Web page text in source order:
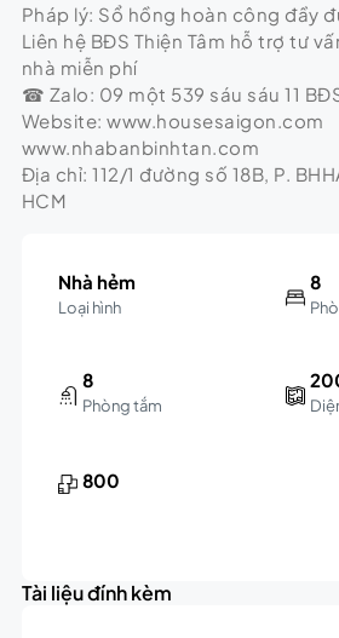
Pháp lý: Sổ hồng hoàn công đầy
Liên hệ BĐS Thiện Tâm hỗ trợ tư
nhà miễn phí
☎ Zalo: 09 một 539 sáu sáu 11
Website: www.housesaigon.com
www.nhabanbinhtan.com
Địa chỉ: 112/1 đường số 18B, P.
HCM
Nhà hẻm
Loại hình
8
8
Phòng tắm
800
Tài liệu đính kèm